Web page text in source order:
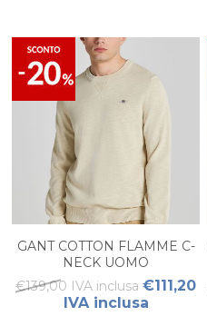
GANT COTTON FLAMME C-
NECK UOMO
€139,00 IVA inclusa €111,20
IVA inclusa